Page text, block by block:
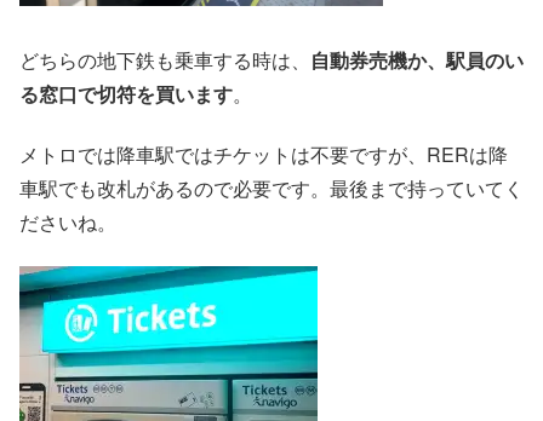
どちらの地下鉄も乗車する時は、 自動券売機か、駅員のい
る窓口で切符を買います。
メトロでは降車駅ではチケットは不要ですが、RERは降
車駅でも改札があるので必要です。最後まで持っていてく
ださいね。